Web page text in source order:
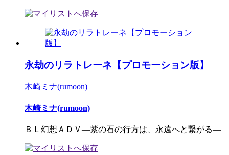
永劫のリラトレーネ【プロモーション版】
木崎ミナ(rumoon)
木崎ミナ(rumoon)
ＢＬ幻想ＡＤＶ―紫の石の行方は、永遠へと繋がる―